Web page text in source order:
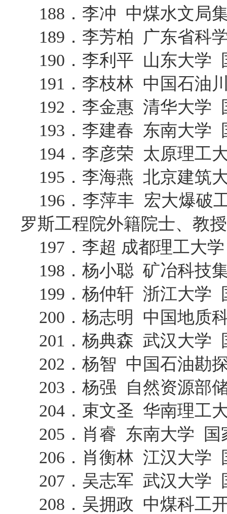
188．李冲 中煤水文局
189．李芳柏 广东省科
190．李利平 山东大学
191．李枝林 中国石油
192．李金惠 清华大学
193．李建春 东南大学
194．李彦荣 太原理工
195．李海燕 北京建筑
196．李萍丰 宏大爆破
罗斯工程院外籍院士、教
197．李超 成都理工大
198．杨小聪 矿冶科技
199．杨仲轩 浙江大学
200．杨志明 中国地质
201．杨典森 武汉大学
202．杨智 中国石油勘
203．杨强 自然资源部
204．束文圣 华南理工
205．肖睿 东南大学 国
206．肖衡林 江汉大学
207．吴志军 武汉大学
208．吴拥政 中煤科工